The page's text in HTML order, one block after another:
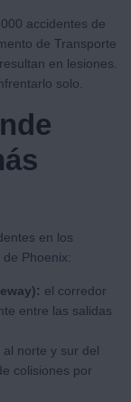
accidentes de
de Transporte
en lesiones.
solo.
en los
Phoenix:
el corredor
entre las salidas
al norte y sur del
colisiones por